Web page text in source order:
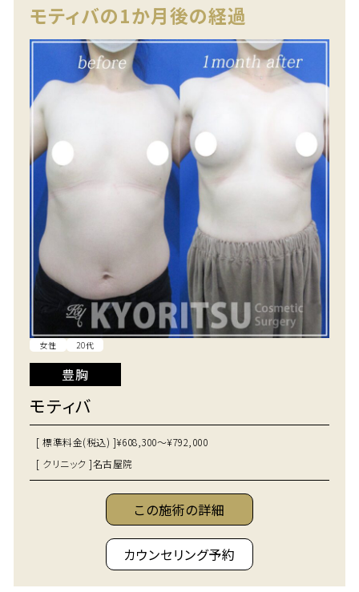
モティバの1か月後の経過
女性 20代
豊胸
モティバ
[ 標準料金(税込) ]¥608,300～¥792,000
[ クリニック ]名古屋院
この施術の詳細
カウンセリング予約